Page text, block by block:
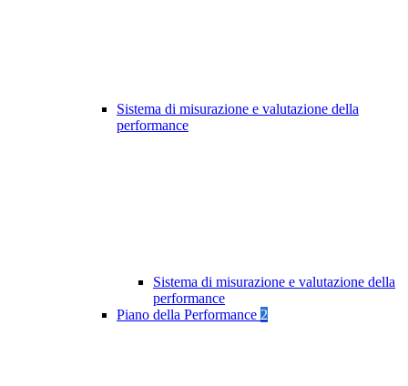
Sistema di misurazione e valutazione della
performance
Sistema di misurazione e valutazione della
performance
Piano della Performance 2